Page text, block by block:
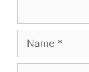
Name